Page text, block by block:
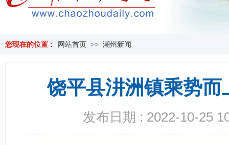
您现在的位置 : 网站首页 >> 潮州新闻
饶平县汫洲镇乘势
发布日期 : 2022-10-25